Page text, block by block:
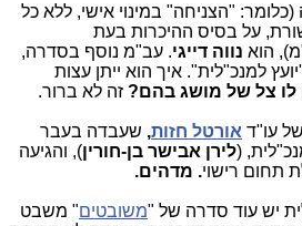
(כלומר: "הצניחה" במינוי אישי, ללא כל
על בסיס ההיכרות בעת
הוא נווה דייגי. עב"מ נוסף בסדרה,
למנכ"לית". איך הוא ייתן עצות
לו צל של מושג בהם? זה לא ברור.
של עו"ד אורטל חזות, שעבדה בעבר
(לירן אבישר בן-חורין), והגיעה
תחום רישוי. מדהים.
יש עוד סדרה של "משובטים" משבט